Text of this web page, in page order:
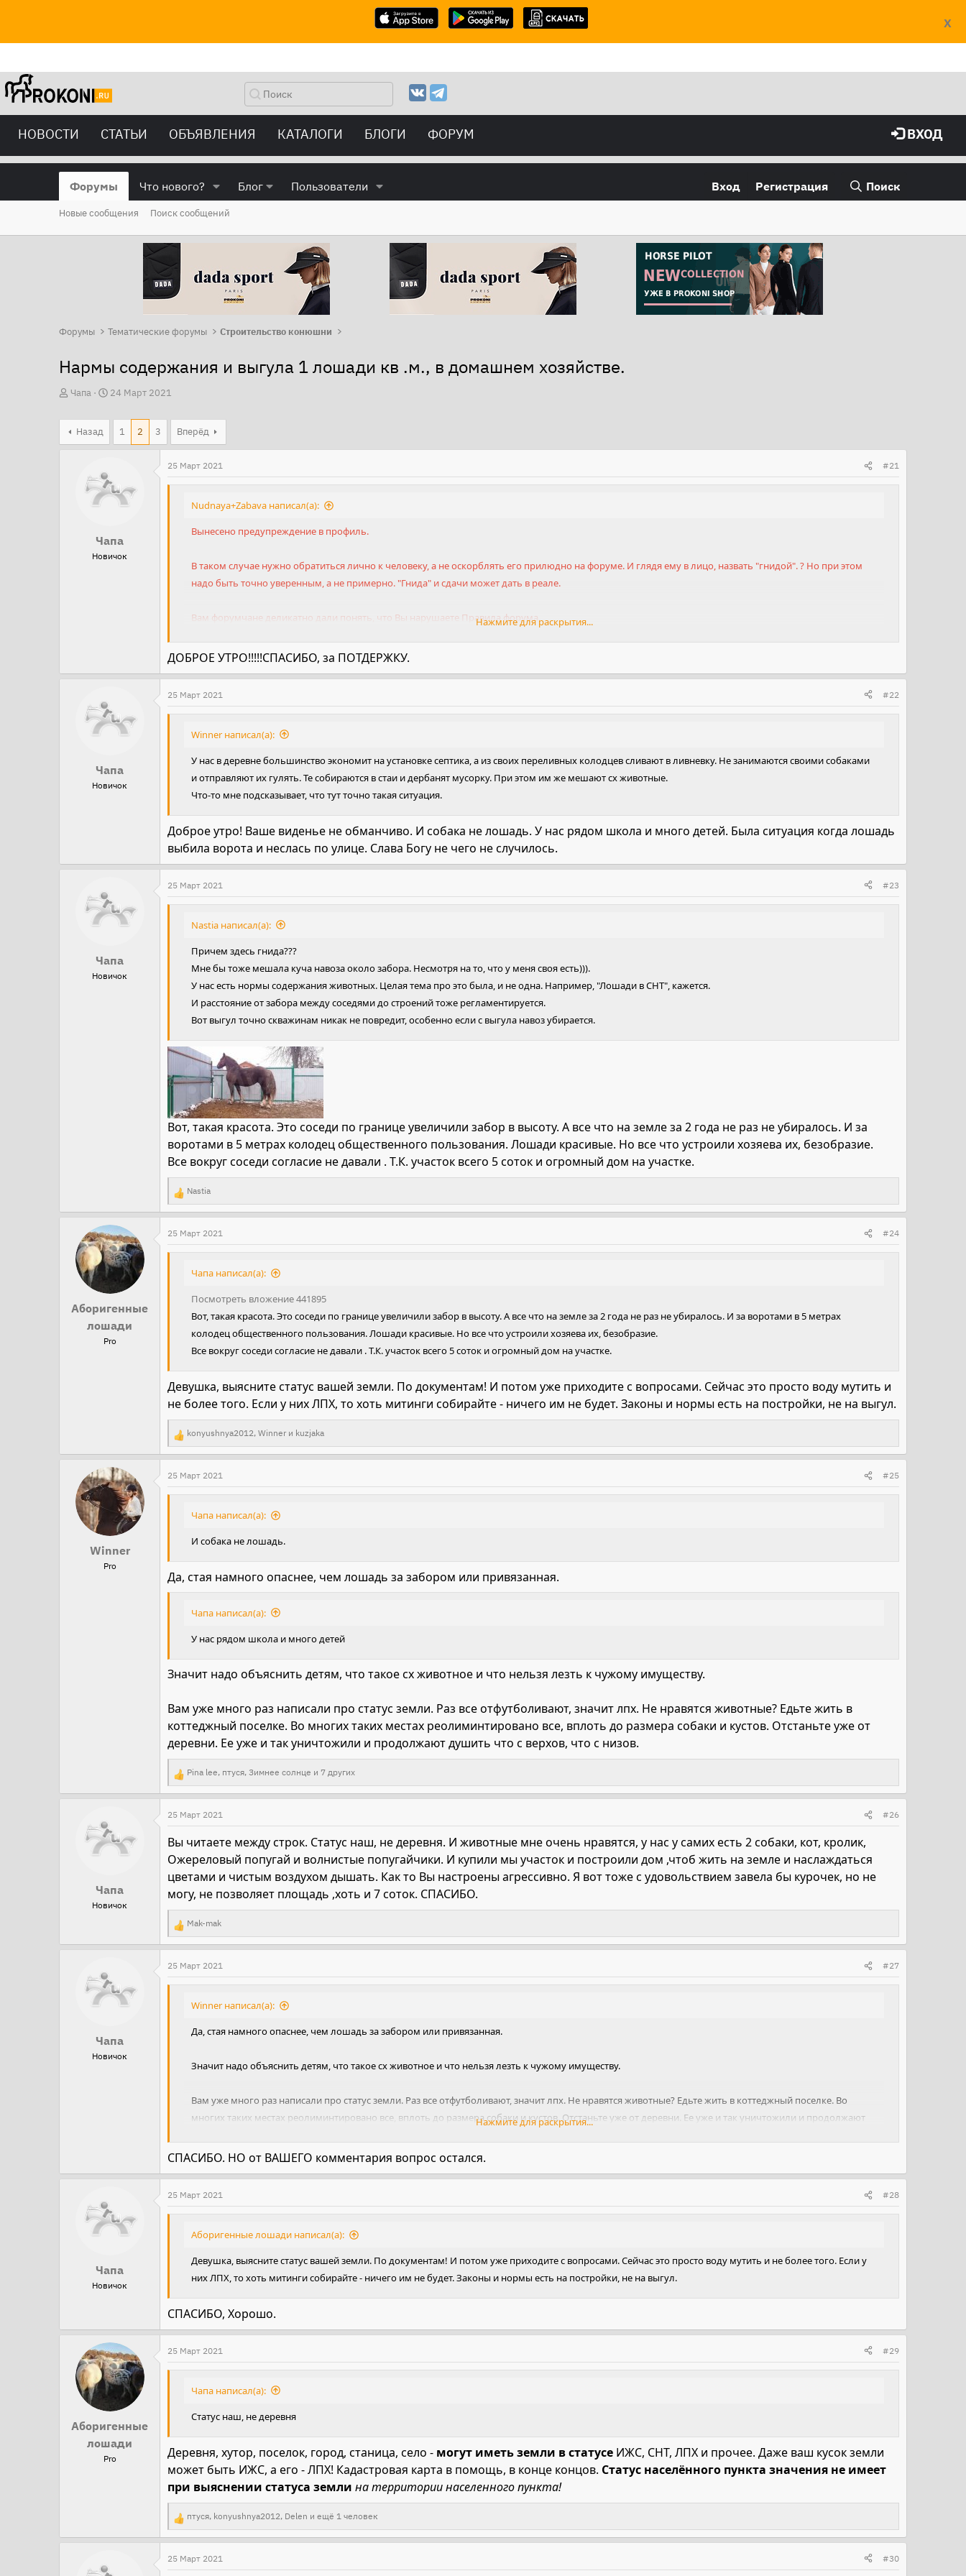
X
НОВОСТИ СТАТЬИ ОБЪЯВЛЕНИЯ КАТАЛОГИ БЛОГИ ФОРУМ ВХОД
Форумы Что нового? Блог Пользователи Вход Регистрация Поиск
Новые сообщения Поиск сообщений
Форумы Тематические форумы Строительство конюшни
Нармы содержания и выгула 1 лошади кв .м., в домашнем хозяйстве.
А
о
Чапа
Д
а
ч
а
24 Март 2021
Назад 1 2 3 Вперёд
Чапа
Новичок
25 Март 2021 #21
Nudnaya+Zabava написал(а):
Вынесено предупреждение в профиль.
В таком случае нужно обратиться лично к человеку, а не оскорблять его прилюдно на форуме. И глядя ему в лицо, назвать "гнидой". ? Но при этом
надо быть точно уверенным, а не примерно. "Гнида" и сдачи может дать в реале.
Вам форумчане деликатно дали понять, что Вы нарушаете Правила форума.
Продолжите словоблудие, удалю из темы.
Нажмите для раскрытия...
ДОБРОЕ УТРО!!!!!СПАСИБО, за ПОТДЕРЖКУ.
Чапа
Новичок
25 Март 2021 #22
Winner написал(а):
У нас в деревне большинство экономит на установке септика, а из своих переливных колодцев сливают в ливневку. Не занимаются своими собаками
и отправляют их гулять. Те собираются в стаи и дербанят мусорку. При этом им же мешают сх животные.
Что-то мне подсказывает, что тут точно такая ситуация.
Доброе утро! Ваше виденье не обманчиво. И собака не лошадь. У нас рядом школа и много детей. Была ситуация когда лошадь
выбила ворота и неслась по улице. Слава Богу не чего не случилось.
Чапа
Новичок
25 Март 2021 #23
Nastia написал(а):
Причем здесь гнида???
Мне бы тоже мешала куча навоза около забора. Несмотря на то, что у меня своя есть))).
У нас есть нормы содержания животных. Целая тема про это была, и не одна. Например, "Лошади в СНТ", кажется.
И расстояние от забора между соседями до строений тоже регламентируется.
Вот выгул точно скважинам никак не повредит, особенно если с выгула навоз убирается.
Вот, такая красота. Это соседи по границе увеличили забор в высоту. А все что на земле за 2 года не раз не убиралось. И за
воротами в 5 метрах колодец общественного пользования. Лошади красивые. Но все что устроили хозяева их, безобразие.
Все вокруг соседи согласие не давали . Т.К. участок всего 5 соток и огромный дом на участке.
Р
е
а
к
Nastia
Аборигенные
лошади
Pro
25 Март 2021 #24
Чапа написал(а):
Посмотреть вложение 441895
Вот, такая красота. Это соседи по границе увеличили забор в высоту. А все что на земле за 2 года не раз не убиралось. И за воротами в 5 метрах
колодец общественного пользования. Лошади красивые. Но все что устроили хозяева их, безобразие.
Все вокруг соседи согласие не давали . Т.К. участок всего 5 соток и огромный дом на участке.
Девушка, выясните статус вашей земли. По документам! И потом уже приходите с вопросами. Сейчас это просто воду мутить и
не более того. Если у них ЛПХ, то хоть митинги собирайте - ничего им не будет. Законы и нормы есть на постройки, не на выгул.
Р
е
а
к
:
konyushnya2012, Winnerи kuzjaka
Winner
Pro
25 Март 2021 #25
Чапа написал(а):
И собака не лошадь.
Да, стая намного опаснее, чем лошадь за забором или привязанная.
Чапа написал(а):
У нас рядом школа и много детей
Значит надо объяснить детям, что такое сх животное и что нельзя лезть к чужому имуществу.
Вам уже много раз написали про статус земли. Раз все отфутболивают, значит лпх. Не нравятся животные? Едьте жить в
коттеджный поселке. Во многих таких местах реолиминтировано все, вплоть до размера собаки и кустов. Отстаньте уже от
деревни. Ее уже и так уничтожили и продолжают душить что с верхов, что с низов.
Р
е
а
ц
и
и
:
Pina lee, птуся, Зимнее солнце и 7 других
Чапа
Новичок
25 Март 2021 #26
Вы читаете между строк. Статус наш, не деревня. И животные мне очень нравятся, у нас у самих есть 2 собаки, кот, кролик,
Ожереловый попугай и волнистые попугайчики. И купили мы участок и построили дом ,чтоб жить на земле и наслаждаться
цветами и чистым воздухом дышать. Как то Вы настроены агрессивно. Я вот тоже с удовольствием завела бы курочек, но не
могу, не позволяет площадь ,хоть и 7 соток. СПАСИБО.
Р
е
а
к
Mak-mak
Чапа
Новичок
25 Март 2021 #27
Winner написал(а):
Да, стая намного опаснее, чем лошадь за забором или привязанная.
Значит надо объяснить детям, что такое сх животное и что нельзя лезть к чужому имуществу.
Вам уже много раз написали про статус земли. Раз все отфутболивают, значит лпх. Не нравятся животные? Едьте жить в коттеджный поселке. Во
многих таких местах реолиминтировано все, вплоть до размера собаки и кустов. Отстаньте уже от деревни. Ее уже и так уничтожили и продолжают
Нажмите для раскрытия...
СПАСИБО. НО от ВАШЕГО комментария вопрос остался.
Чапа
Новичок
25 Март 2021 #28
Аборигенные лошади написал(а):
Девушка, выясните статус вашей земли. По документам! И потом уже приходите с вопросами. Сейчас это просто воду мутить и не более того. Если у
них ЛПХ, то хоть митинги собирайте - ничего им не будет. Законы и нормы есть на постройки, не на выгул.
СПАСИБО, Хорошо.
Аборигенные
лошади
Pro
25 Март 2021 #29
Чапа написал(а):
Статус наш, не деревня
Деревня, хутор, поселок, город, станица, село - могут иметь земли в статусе ИЖС, СНТ, ЛПХ и прочее. Даже ваш кусок земли
может быть ИЖС, а его - ЛПХ! Кадастровая карта в помощь, в конце концов. Статус населённого пункта значения не имеет
при выяснении статуса земли на территории населенного пункта!
Р
е
а
птуся, konyushnya2012, Delen и ещё 1 человек
25 Март 2021 #30